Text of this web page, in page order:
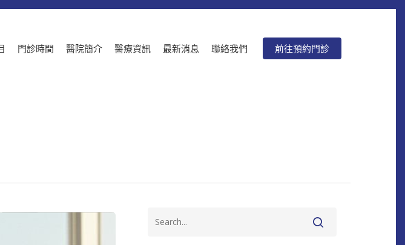
門診時間 醫院簡介 醫療資訊 最新消息 聯絡我們 前往預約門診